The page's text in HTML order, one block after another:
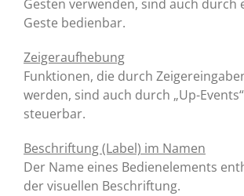
Gesten verwenden, sind auch durch
Geste bedienbar.
Zeigeraufhebung
Funktionen, die durch
werden, sind auch durch „Up-
steuerbar.
Beschriftung (Label) im Namen
Der Name eines Bedienelements
der visuellen Beschriftung.